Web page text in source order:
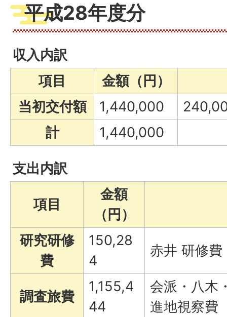
平成28年度分
収入内訳
項目
金額（円）
当初交付額
1,440,000
計
1,440,000
支出内訳
項目
金額
（円）
研究研修
費
150,28
4
赤井 研修費
調査旅費
1,155,4
44
会派・八木
進地視察費